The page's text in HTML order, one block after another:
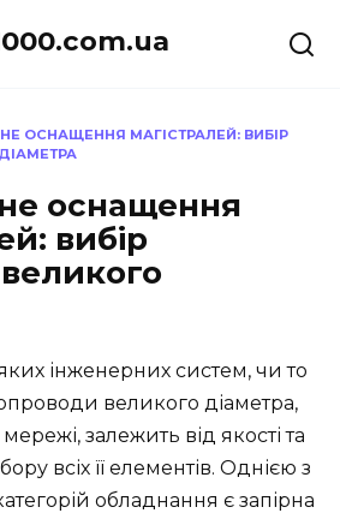
ОСНАЩЕННЯ МАГІСТРАЛЕЙ: ВИБІР
оснащення
вибір
інженерних систем, чи то
великого діаметра,
залежить від якості та
всіх її елементів. Однією з
обладнання є запірна